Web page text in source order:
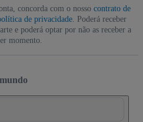
concorda com o nosso contrato de
de privacidade . Poderá receber
e poderá optar por não as receber a
momento.